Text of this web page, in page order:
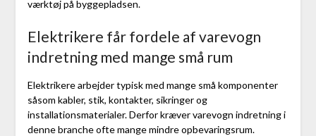
værktøj på byggepladsen.
Elektrikere får fordele af varevogn
indretning med mange små rum
Elektrikere arbejder typisk med mange små komponenter
såsom kabler, stik, kontakter, sikringer og
installationsmaterialer. Derfor kræver varevogn indretning i
denne branche ofte mange mindre opbevaringsrum.